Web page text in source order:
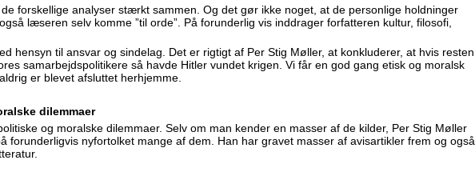
forskellige analyser stærkt sammen. Og det gør ikke noget, at de personlige holdninger
læseren selv komme ”til orde”. På forunderlig vis inddrager forfatteren kultur, filosofi,
hensyn til ansvar og sindelag. Det er rigtigt af Per Stig Møller, at konkluderer, at hvis resten
samarbejdspolitikere så havde Hitler vundet krigen. Vi får en god gang etisk og moralsk
er blevet afsluttet herhjemme.
dilemmaer
og moralske dilemmaer. Selv om man kender en masser af de kilder, Per Stig Møller
forunderligvis nyfortolket mange af dem. Han har gravet masser af avisartikler frem og også